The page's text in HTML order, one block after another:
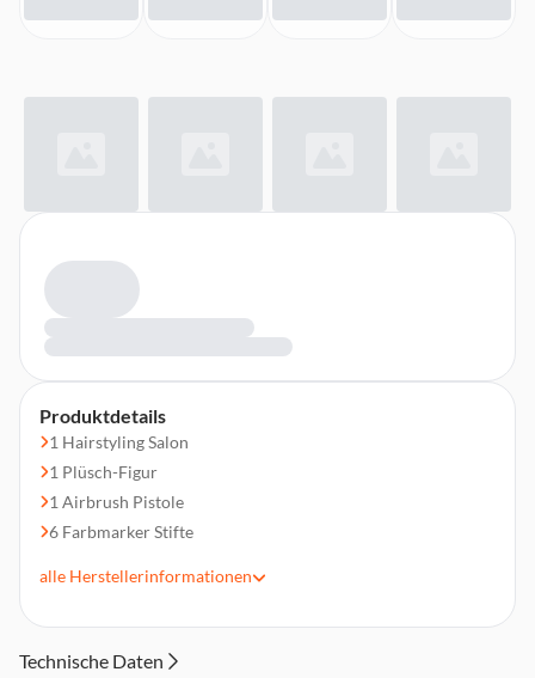
Produktdetails
1 Hairstyling Salon
1 Plüsch-Figur
1 Airbrush Pistole
6 Farbmarker Stifte
1 Kamm, 1 Handtuch
alle Herstellerinformationen
Technische Daten